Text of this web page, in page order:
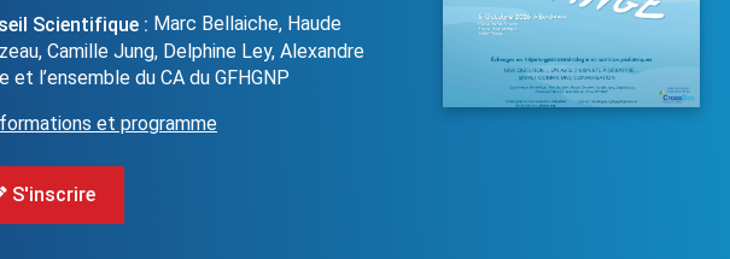
Scientifique : Marc Bellaiche, Haude
Camille Jung, Delphine Ley, Alexandre
et l’ensemble du CA du GFHGNP
et programme
S'inscrire